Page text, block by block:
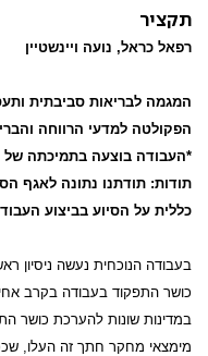
תקציר
רפאל כראל, נועה ויינשטיין
המגמה לבריאות סביבתית
הפקולטה למדעי הרווחה
*העבודה בוצעה בתמיכתה
תודות: תודתנו נתונה לאגף
כללית על הסיוע בביצוע
בעבודה הנוכחית נעשה ניסיון
כושר התפקוד בעבודה בקרב
במדינות שונות להערכת כושר
מימצאי מחקר חתך זה העלו,